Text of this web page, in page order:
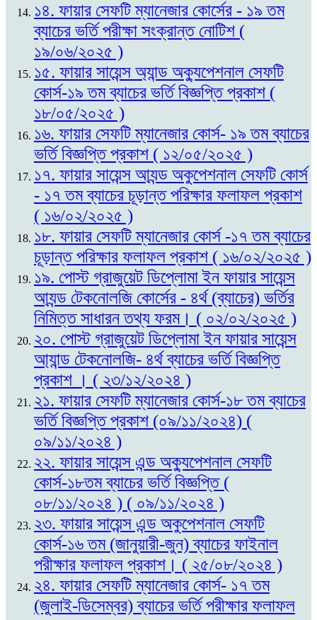
১৪. ফায়ার সেফটি ম্যানেজার কোর্সের - ১৯ তম
ব্যাচের ভর্তি পরীক্ষা সংক্রান্ত নোটিশ (
১৯/০৬/২০২৫ )
১৫. ফায়ার সায়েন্স অ্যান্ড অক্যুপেশনাল সেফটি
কোর্স-১৯ তম ব্যাচের ভর্তি বিজ্ঞপ্তি প্রকাশ (
১৮/০৫/২০২৫ )
১৬. ফায়ার সেফটি ম্যানেজার কোর্স- ১৯ তম ব্যাচের
ভর্তি বিজ্ঞপ্তি প্রকাশ ( ১২/০৫/২০২৫ )
১৭. ফায়ার সায়েন্স আ্যন্ড অকুপেশনাল সেফটি কোর্স
- ১৭ তম ব্যাচের চূড়ান্ত পরিক্ষার ফলাফল প্রকাশ
( ১৬/০২/২০২৫ )
১৮. ফায়ার সেফটি ম্যানেজার কোর্স -১৭ তম ব্যাচের
চূড়ান্ত পরিক্ষার ফলাফল প্রকাশ ( ১৬/০২/২০২৫ )
১৯. পোস্ট গ্রাজুয়েট ডিপ্লোমা ইন ফায়ার সায়েন্স
আ্যন্ড টেকনোলজি কোর্সের - ৪র্থ (ব্যাচের) ভর্তির
নিমিত্ত সাধারন তথ্য ফরম। ( ০২/০২/২০২৫ )
২০. পোস্ট গ্রাজুয়েট ডিপ্লোমা ইন ফায়ার সায়েন্স
আ্যান্ড টেকনোলজি- ৪র্থ ব্যাচের ভর্তি বিজ্ঞপ্তি
প্রকাশ । ( ২৩/১২/২০২৪ )
২১. ফায়ার সেফটি ম্যানেজার কোর্স-১৮ তম ব্যাচের
ভর্তি বিজ্ঞপ্তি প্রকাশ (০৯/১১/২০২৪) (
০৯/১১/২০২৪ )
২২. ফায়ার সায়েন্স এন্ড অক্যুপেশনাল সেফটি
কোর্স-১৮তম ব্যাচের ভর্তি বিজ্ঞপ্তি (
০৮/১১/২০২৪ ) ( ০৯/১১/২০২৪ )
২৩. ফায়ার সায়েন্স এন্ড অকুপেশনাল সেফটি
কোর্স-১৬ তম (জানুয়ারী-জুন) ব্যাচের ফাইনাল
পরীক্ষার ফলাফল প্রকাশ। ( ২৫/০৮/২০২৪ )
২৪. ফায়ার সেফটি ম্যানেজার কোর্স- ১৭ তম
(জুলাই-ডিসেম্বর) ব্যাচের ভর্তি পরীক্ষার ফলাফল